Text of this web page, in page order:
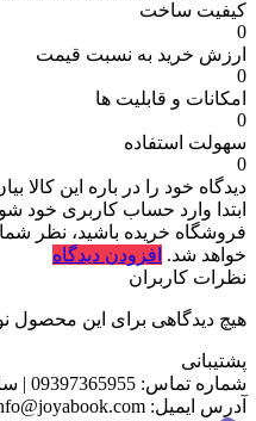
کیفیت ساخت
0
ارزش خرید به نسبت قیمت
0
امکانات و قابلیت ها
0
سهولت استفاده
0
دیدگاه خود را در باره این کالا
ابتدا وارد حساب کاربری خود
فروشگاه خریده باشید، نظر
خواهد شد. افزودن دیدگاه
نظرات کاربران
هیچ دیدگاهی برای این محصول
پشتیبانی
شماره تماس: 09397365955
|
آدرس ایمیل: